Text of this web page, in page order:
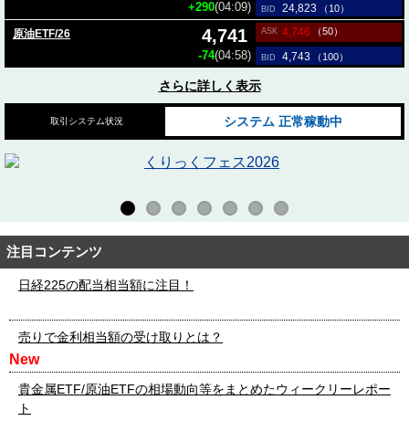
+290(04:09) BID 24,823 （10）
原油ETF/26 4,741
-74(04:58)
ASK 4,746 （50）
BID 4,743 （100）
さらに詳しく表示
取引システム状況 システム 正常稼動中
注目コンテンツ
日経225の配当相当額に注目！
売りで金利相当額の受け取りとは？
New
貴金属ETF/原油ETFの相場動向等をまとめたウィークリーレポー
ト